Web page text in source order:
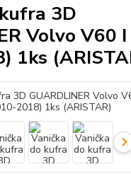
3D
Volvo V60
1ks